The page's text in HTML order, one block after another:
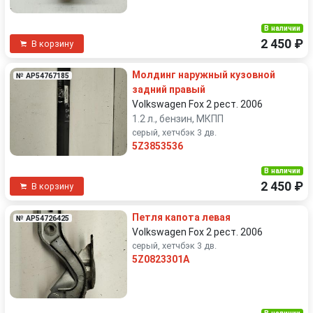
В корзину
В наличии
2 450 ₽
№ AP54767185
Молдинг наружный кузовной
задний правый
Volkswagen Fox 2 рест. 2006
1.2 л., бензин, МКПП
серый, хетчбэк 3 дв.
5Z3853536
В корзину
В наличии
2 450 ₽
№ AP54726425
Петля капота левая
Volkswagen Fox 2 рест. 2006
серый, хетчбэк 3 дв.
5Z0823301A